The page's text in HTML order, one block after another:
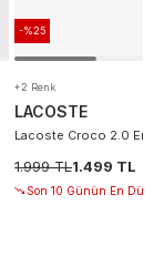
-%25
+2 Renk
LACOSTE
Lacoste Croco 2.0
1.999 TL1.499 TL
Son 10 Günün En